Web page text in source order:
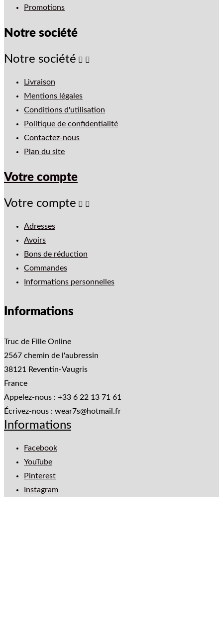
Promotions
Notre société
Notre société
Livraison
Mentions légales
Conditions d'utilisation
Politique de confidentialité
Contactez-nous
Plan du site
Votre compte
Votre compte
Adresses
Avoirs
Bons de réduction
Commandes
Informations personnelles
Informations
Truc de Fille Online
2567 chemin de l'aubressin
38121 Reventin-Vaugris
France
Appelez-nous : +33 6 22 13 71 61
Écrivez-nous : wear7s@hotmail.fr
Informations
Facebook
YouTube
Pinterest
Instagram